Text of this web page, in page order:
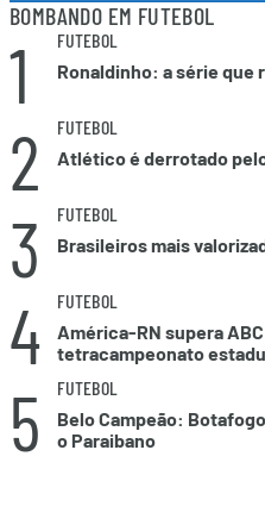
BOMBANDO EM FUTEBOL
1
FUTEBOL
Ronaldinho: a série que
2
FUTEBOL
Atlético é derrotado
3
FUTEBOL
Brasileiros mais
4
FUTEBOL
América-RN supera
tetracampeonato
5
FUTEBOL
Belo Campeão:
o Paraibano